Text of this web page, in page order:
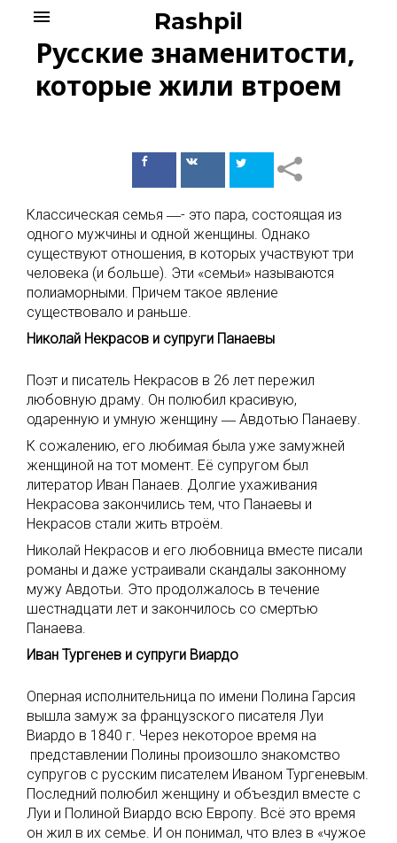
content
Rashpil
menu
Русские знаменитости,
которые жили втроем
ПоделитьсяПоделиться
Классическая семья ―- это пара, состоящая из
одного мужчины и одной женщины. Однако
существуют отношения, в которых участвуют три
человека (и больше). Эти «семьи» называются
полиаморными. Причем такое явление
существовало и раньше.
Николай Некрасов и супруги Панаевы
Поэт и писатель Некрасов в 26 лет пережил
любовную драму. Он полюбил красивую,
одаренную и умную женщину ― Авдотью Панаеву.
К сожалению, его любимая была уже замужней
женщиной на тот момент. Её супругом был
литератор Иван Панаев. Долгие ухаживания
Некрасова закончились тем, что Панаевы и
Некрасов стали жить втроём.
Николай Некрасов и его любовница вместе писали
романы и даже устраивали скандалы законному
мужу Авдотьи. Это продолжалось в течение
шестнадцати лет и закончилось со смертью
Панаева.
Иван Тургенев и супруги Виардо
Оперная исполнительница по имени Полина Гарсия
вышла замуж за французского писателя Луи
Виардо в 1840 г. Через некоторое время на
представлении Полины произошло знакомство
супругов с русским писателем Иваном Тургеневым.
Последний полюбил женщину и объездил вместе с
Луи и Полиной Виардо всю Европу. Всё это время
он жил в их семье. И он понимал, что влез в «чужое